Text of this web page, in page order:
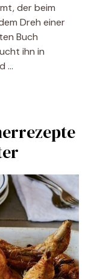
der beim
Dreh einer
Buch
ihn in
…